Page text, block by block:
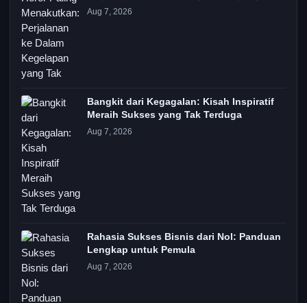
Aug 7, 2026
Bangkit dari Kegagalan: Kisah Inspiratif
Meraih Sukses yang Tak Terduga
Aug 7, 2026
Rahasia Sukses Bisnis dari Nol: Panduan
Lengkap untuk Pemula
Aug 7, 2026